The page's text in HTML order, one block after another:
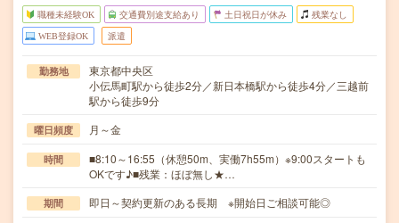
職種未経験OK 交通費別途支給あり 土日祝日が休み 残業なし
WEB登録OK 派遣
勤務地
東京都中央区
小伝馬町駅から徒歩2分／新日本橋駅から徒歩4分／三越前
駅から徒歩9分
曜日頻度 月～金
時間
■8:10～16:55（休憩50m、実働7h55m）※9:00スタートも
OKです♪■残業：ほぼ無し★…
期間 即日～契約更新のある長期 ※開始日ご相談可能◎